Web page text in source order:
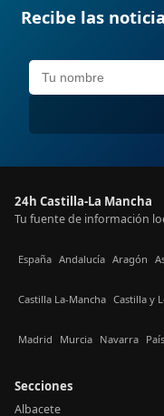
Recibe las
24h Castilla-La Mancha
Tu fuente de información
España Andalucía Aragón
Castilla La-Mancha Castilla y
Madrid Murcia Navarra
Secciones
Albacete